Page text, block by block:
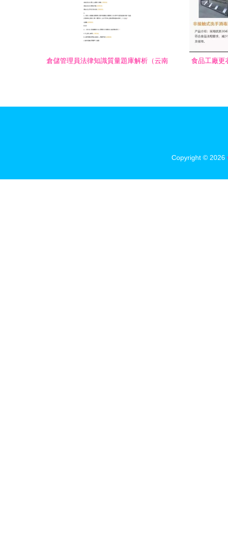
倉儲管理員法律知識質量題庫解析（云南
食品工廠更
Copyright © 2026